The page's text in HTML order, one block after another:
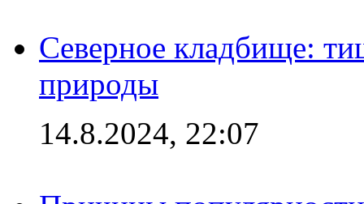
Северное кладбище:
природы
14.8.2024, 22:07